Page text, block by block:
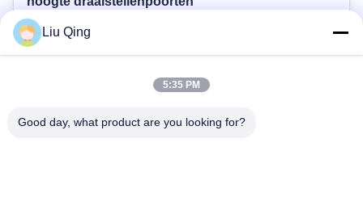
2025-09-23
Om op lange termijn veiligheid, betrouwbaarheid en waarde
te garanderen, is een goede installatie en onderhoud van
cruciaal belang.Deze gids is gebaseerd op het ontwerp van
advies voor de installatie, het handhaven van de prestaties,
Liu Qing
5:35 PM
Good day, what product are you looking for?